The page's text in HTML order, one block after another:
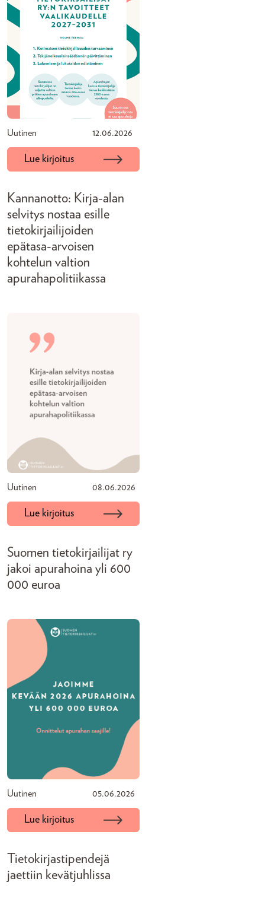
Uutinen 12.06.2026
Lue kirjoitus
Kannanotto: Kirja-alan
selvitys nostaa esille
tietokirjailijoiden
epätasa-arvoisen
kohtelun valtion
apurahapolitiikassa
Uutinen 08.06.2026
Lue kirjoitus
Suomen tietokirjailijat ry
jakoi apurahoina yli 600
000 euroa
Uutinen 05.06.2026
Lue kirjoitus
Tietokirjastipendejä
jaettiin kevätjuhlissa